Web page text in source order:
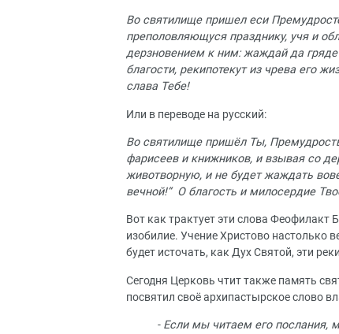
Во святи‌лище прише‌л еси‌
преполовля‌ющуся пра‌зднику, учя‌ и
дерзнове‌нием к ни‌м: жа‌ждай да
бла‌гости, ре‌кипотеку‌т из чре‌ва его‌
сла‌ва Тебе‌!
Или в переводе на русский:
Во святилище пришёл Ты,
фарисеев и книжников, и взывая со
животворную, и не будет жаждать
вечной!“ О благость и милосердие
Вот как трактует эти слова Феофилакт
изобилие. Учение Христово настолько
будет источать, как Дух Святой, эти
Сегодня Церковь чтит также память
посвятил своё архипастырское слово
- Если мы читаем его послания,